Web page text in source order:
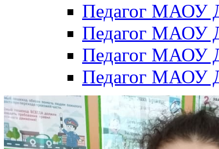
Педагог МАОУ
Педагог МАОУ
Педагог МАОУ
Педагог МАОУ